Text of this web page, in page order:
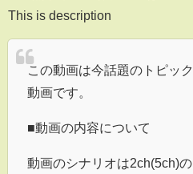
This is description
この動画は今話題のトピッ
動画です。
■動画の内容について
動画のシナリオは2ch(5ch)